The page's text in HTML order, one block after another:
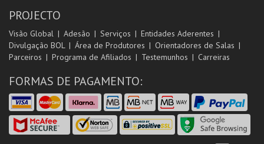
PROJECTO
Visão Global Adesão Serviços
Entidades Aderentes
Divulgação BOL
Área de Produtores
Orientadores de Salas
Parceiros
Programa de Afiliados Testemunhos Carreiras
FORMAS DE PAGAMENTO: